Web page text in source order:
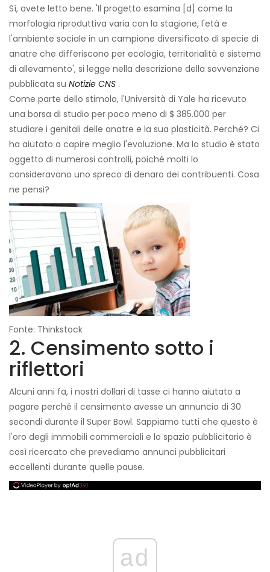
Sì, avete letto bene. 'Il progetto esamina [d] come la
morfologia riproduttiva varia con la stagione, l'età e
l'ambiente sociale in un campione diversificato di specie di
anatre che differiscono per ecologia, territorialità e sistema
di allevamento', si legge nella descrizione della sovvenzione
pubblicata su Notizie CNS .
Come parte dello stimolo, l'Università di Yale ha ricevuto
una borsa di studio per poco meno di $ 385.000 per
studiare i genitali delle anatre e la sua plasticità. Perché? Ci
ha aiutato a capire meglio l'evoluzione. Ma lo studio è stato
oggetto di numerosi controlli, poiché molti lo
consideravano uno spreco di denaro dei contribuenti. Cosa
ne pensi?
Fonte: Thinkstock
2. Censimento sotto i
riflettori
Alcuni anni fa, i nostri dollari di tasse ci hanno aiutato a
pagare perché il censimento avesse un annuncio di 30
secondi durante il Super Bowl. Sappiamo tutti che questo è
l'oro degli immobili commerciali e lo spazio pubblicitario è
così ricercato che prevediamo annunci pubblicitari
eccellenti durante quelle pause.
ad